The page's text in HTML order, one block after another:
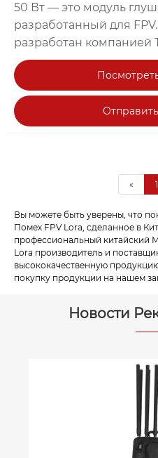
50 Вт — это модуль
разработанный для
разработан компанией
занимается
дронов. По сравнению
глушения он оснащен
использует технологию
модулю поддерживать
большего количества
50 Вт — это один из
адаптации к
компания предложила
частотный диапазон.
« 1
Вы можете быть уверены, что
Помех FPV Lora, ​​сделанное в
профессиональный китайский
Lora производитель и
высококачественную
покупку продукции на нашем
Новости